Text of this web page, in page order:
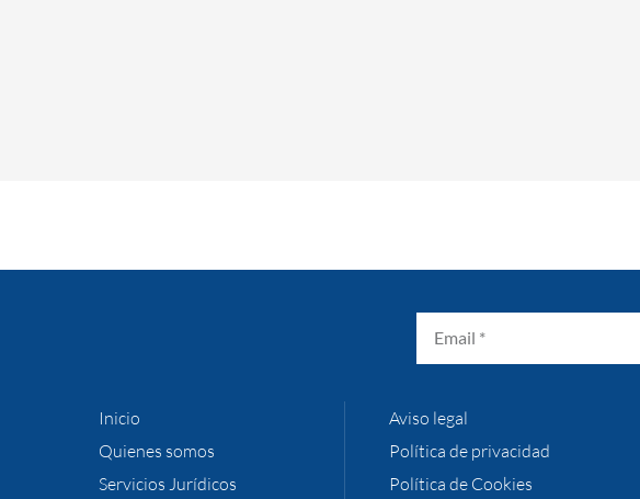
Inicio
Quienes somos
Servicios Jurídicos
Aviso legal
Política de privacidad
Política de Cookies